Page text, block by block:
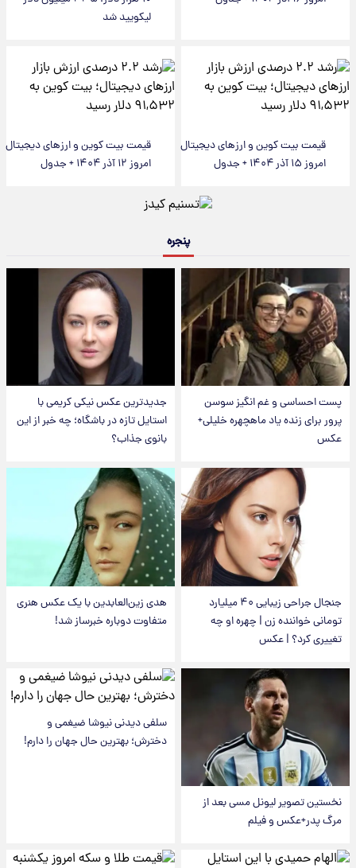
لیکویید شد
قیمت بیت کوین و ارز‌های دیجیتال
امروز ۱۵ آذر ۱۴۰۴ + جدول
قیمت بیت کوین و ارز‌های دیجیتال
امروز ۱۲ آذر ۱۴۰۴ + جدول
پنجره
پست احساسی و غم انگیز سوسن
پرور برای زنده یاد ماهچهره خلیلی+
عکس
جدیدترین عکس نیکی کریمی با
استایل تازه در باشگاه؛ چه خبر از این
بانوی جذاب؟
جنجال جراحی زیبایی ۴۰ میلیارد
تومانی خواننده زن | چهره او چه
تغییری کرد؟ | عکس
هدی زین‌العابدین با یک عکس هنری
متفاوت دوباره خبرساز شد!
نخستین تصویر لیونل مسی بعد از
مرگ پدر+عکس و فیلم
سلفی دیدنی نیوشا ضیغمی و
دخترش؛ بهترین حال جهان را دارم!